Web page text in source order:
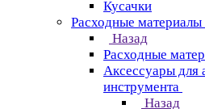
Кусачки
Расходные материалы
Назад
Расходные
Аксессуары для
инструмента
Назад